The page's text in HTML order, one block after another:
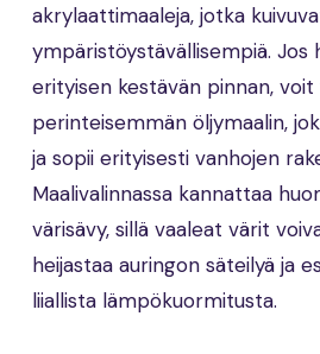
akrylaattimaaleja, jotka
ympäristöystävällisempiä. Jos
erityisen kestävän pinnan,
perinteisemmän öljymaalin,
ja sopii erityisesti vanhojen
Maalivalinnassa kannattaa
värisävy, sillä vaaleat värit
heijastaa auringon säteilyä ja
liiallista lämpökuormitusta.